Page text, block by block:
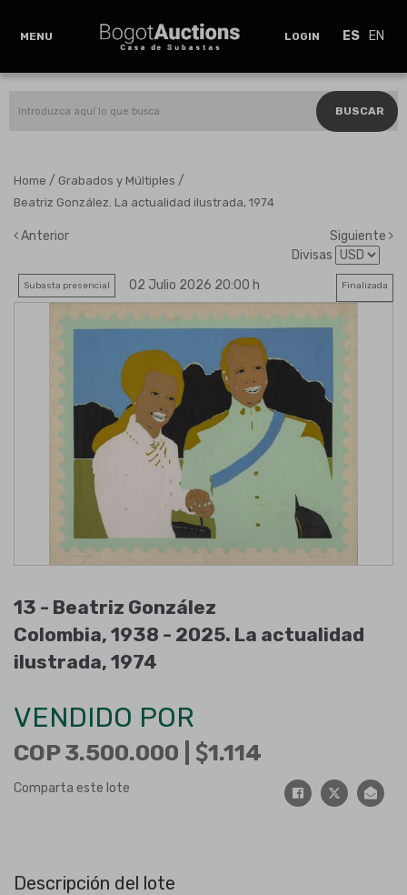
MENU LOGIN ES EN
BUSCAR
Home / Grabados y Múltiples /
Beatriz González. La actualidad ilustrada, 1974
Anterior
Siguiente
Divisas
Subasta presencial 02 Julio 2026 20:00 h Finalizada
13 - Beatriz González
Colombia, 1938 - 2025. La actualidad
ilustrada, 1974
VENDIDO POR
COP 3.500.000 | 1.114
Comparta este lote
Descripción del lote